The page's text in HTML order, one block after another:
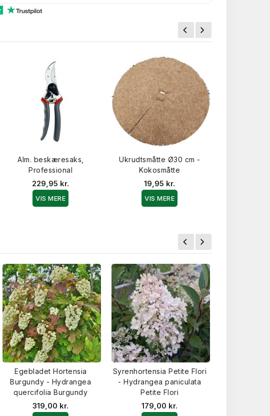
Alm. beskæresaks,
Professional
229,95 kr.
VIS MERE
Ukrudtsmåtte Ø30 cm -
Kokosmåtte
19,95 kr.
VIS MERE
Egebladet Hortensia
Burgundy - Hydrangea
quercifolia Burgundy
319,00 kr.
Syrenhortensia Petite Flori
- Hydrangea paniculata
Petite Flori
179,00 kr.